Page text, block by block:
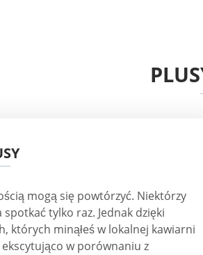
mogą się powtórzyć. Niektórzy
tylko raz. Jednak dzięki
których minąłeś w lokalnej kawiarni
w porównaniu z